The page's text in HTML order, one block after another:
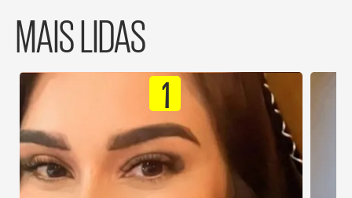
MAIS LIDAS
1